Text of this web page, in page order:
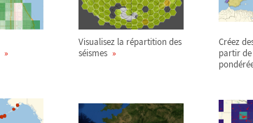
Visualisez la répartition des
séismes
Créez
partir